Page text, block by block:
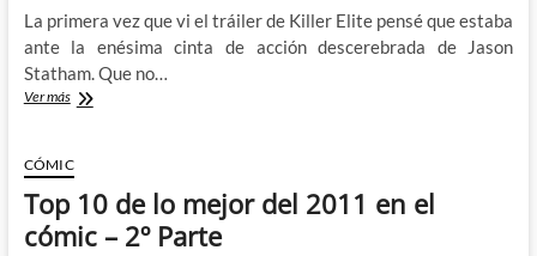
La primera vez que vi el tráiler de Killer Elite pensé que estaba
ante la enésima cinta de acción descerebrada de Jason
Statham. Que no…
Ver másKiller
Elite:
Menos
ostias
de
lo
CÓMIC
Top 10 de lo mejor del 2011 en el
cómic – 2º Parte